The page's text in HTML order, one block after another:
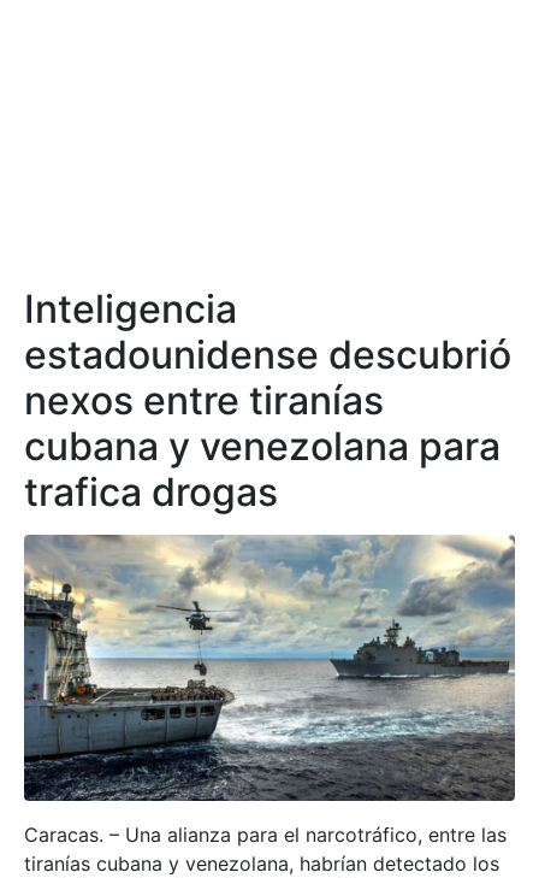
Inteligencia
estadounidense descubrió
nexos entre tiranías
cubana y venezolana para
trafica drogas
Caracas. – Una alianza para el narcotráfico, entre las
tiranías cubana y venezolana, habrían detectado los